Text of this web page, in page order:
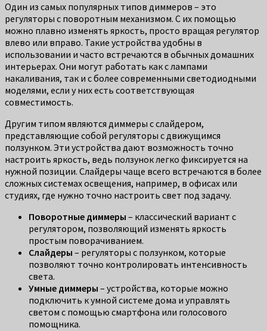
Один из самых популярных типов диммеров – это
регуляторы с поворотным механизмом. С их помощью
можно плавно изменять яркость, просто вращая регулятор
влево или вправо. Такие устройства удобны в
использовании и часто встречаются в обычных домашних
интерьерах. Они могут работать как с лампами
накаливания, так и с более современными светодиодными
моделями, если у них есть соответствующая
совместимость.
Другим типом являются диммеры с слайдером,
представляющие собой регуляторы с движущимся
ползунком. Эти устройства дают возможность точно
настроить яркость, ведь ползунок легко фиксируется на
нужной позиции. Слайдеры чаще всего встречаются в более
сложных системах освещения, например, в офисах или
студиях, где нужно точно настроить свет под задачу.
Поворотные диммеры – классический вариант с
регулятором, позволяющий изменять яркость
простым поворачиванием.
Слайдеры – регуляторы с ползунком, которые
позволяют точно контролировать интенсивность
света.
Умные диммеры – устройства, которые можно
подключить к умной системе дома и управлять
светом с помощью смартфона или голосового
помощника.